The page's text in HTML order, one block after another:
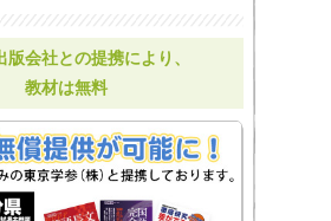
版会社との提携により、
教材は無料